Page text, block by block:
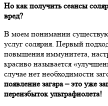
Но как получить сеансы
вред?
В моем понимании
услуг солярия. Первый
повышения иммунитета,
красиво называется
случае нет необходимости
появление загара – это уже
переизбыток ультрафиолета!